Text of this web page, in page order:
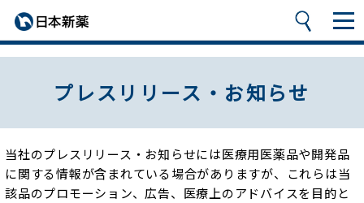
プレスリリース・お知らせ
当社のプレスリリース・お知らせには医療用医薬品や開発品
に関する情報が含まれている場合がありますが、
これらは当
該品のプロモーション、広告、医療上のアドバイスを目的と